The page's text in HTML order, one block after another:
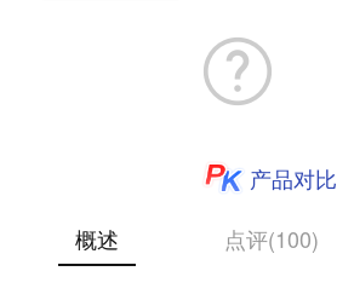
产品对比
概述
点评(100)